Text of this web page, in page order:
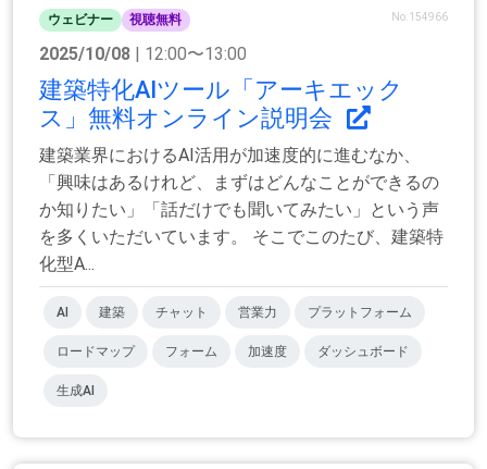
ウェビナー 視聴無料 No.154966
2025/10/08 | 12:00〜13:00
建築特化AIツール「アーキエック
ス」無料オンライン説明会
建築業界におけるAI活用が加速度的に進むなか、
「興味はあるけれど、まずはどんなことができるの
か知りたい」「話だけでも聞いてみたい」という声
を多くいただいています。 そこでこのたび、建築特
化型A...
AI 建築 チャット 営業力 プラットフォーム
ロードマップ フォーム 加速度 ダッシュボード
生成AI